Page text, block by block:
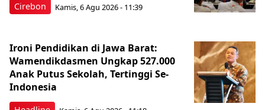
Cirebon Kamis, 6 Agu 2026 - 11:39
Ironi Pendidikan di Jawa Barat:
Wamendikdasmen Ungkap 527.000
Anak Putus Sekolah, Tertinggi Se-
Indonesia